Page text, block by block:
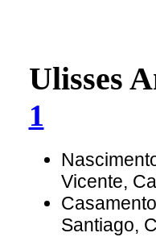
Ulisses
1
Vicente,
Santiago,